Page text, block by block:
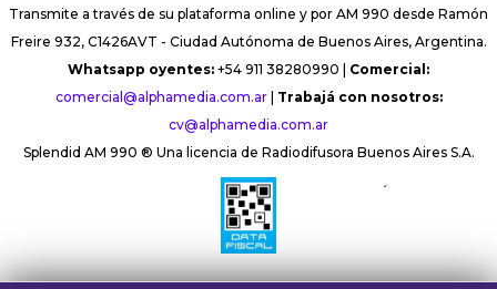
Transmite a través de su plataforma online y por AM 990 desde Ramón
Freire 932, C1426AVT - Ciudad Autónoma de Buenos Aires, Argentina.
Whatsapp oyentes: +54 911 38280990 | Comercial:
comercial@alphamedia.com.ar| Trabajá con nosotros:
cv@alphamedia.com.ar
Splendid AM 990 ® Una licencia de Radiodifusora Buenos Aires S.A.
´